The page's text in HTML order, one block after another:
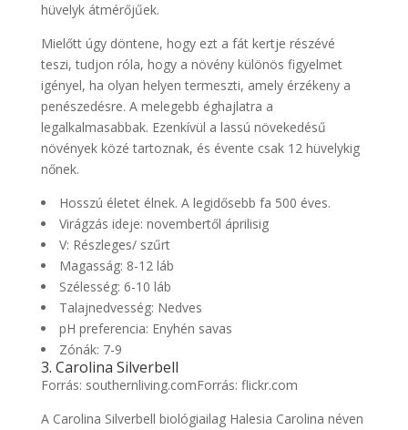
hüvelyk átmérőjűek.
Mielőtt úgy döntene, hogy ezt a fát kertje részévé
teszi, tudjon róla, hogy a növény különös figyelmet
igényel, ha olyan helyen termeszti, amely érzékeny a
penészedésre. A melegebb éghajlatra a
legalkalmasabbak. Ezenkívül a lassú növekedésű
növények közé tartoznak, és évente csak 12 hüvelykig
nőnek.
Hosszú életet élnek. A legidősebb fa 500 éves.
Virágzás ideje: novembertől áprilisig
V: Részleges/ szűrt
Magasság: 8-12 láb
Szélesség: 6-10 láb
Talajnedvesség: Nedves
pH preferencia: Enyhén savas
Zónák: 7-9
3. Carolina Silverbell
Forrás: southernliving.comForrás: flickr.com
A Carolina Silverbell biológiailag Halesia Carolina néven